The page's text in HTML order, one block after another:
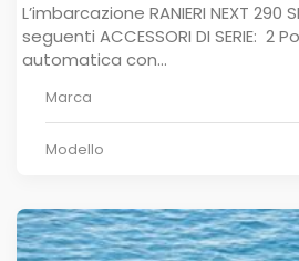
L’imbarcazione RANIERI NEXT
seguenti ACCESSORI DI SERIE: 2
automatica con...
Marca
Modello